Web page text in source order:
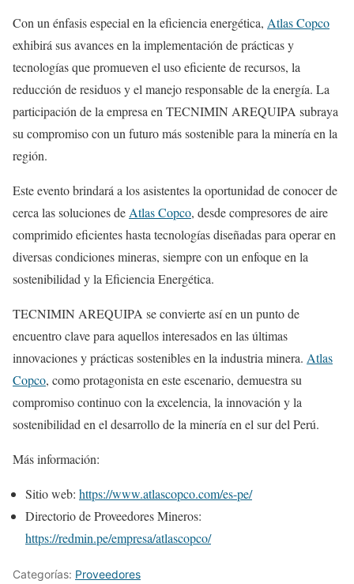
Con un énfasis especial en la eficiencia energética, Atlas Copco
exhibirá sus avances en la implementación de prácticas y
tecnologías que promueven el uso eficiente de recursos, la
reducción de residuos y el manejo responsable de la energía. La
participación de la empresa en TECNIMIN AREQUIPA subraya
su compromiso con un futuro más sostenible para la minería en la
región.
Este evento brindará a los asistentes la oportunidad de conocer de
cerca las soluciones de Atlas Copco, desde compresores de aire
comprimido eficientes hasta tecnologías diseñadas para operar en
diversas condiciones mineras, siempre con un enfoque en la
sostenibilidad y la Eficiencia Energética.
TECNIMIN AREQUIPA se convierte así en un punto de
encuentro clave para aquellos interesados en las últimas
innovaciones y prácticas sostenibles en la industria minera. Atlas
Copco, como protagonista en este escenario, demuestra su
compromiso continuo con la excelencia, la innovación y la
sostenibilidad en el desarrollo de la minería en el sur del Perú.
Más información:
Sitio web: https://www.atlascopco.com/es-pe/
Directorio de Proveedores Mineros:
https://redmin.pe/empresa/atlascopco/
Categorías: Proveedores